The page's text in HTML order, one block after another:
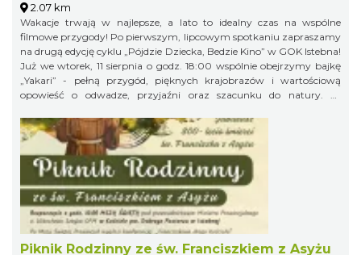
2.07 km
Wakacje trwają w najlepsze, a lato to idealny czas na wspólne
filmowe przygody! Po pierwszym, lipcowym spotkaniu zapraszamy
na drugą edycję cyklu „Pójdzie Dziecka, Bedzie Kino” w GOK Istebna!
Już we wtorek, 11 sierpnia o godz. 18:00 wspólnie obejrzymy bajkę
„Yakari” - pełną przygód, pięknych krajobrazów i wartościową
opowieść o odwadze, przyjaźni oraz szacunku do natury. To
wakacyjny czas w gronie rówieśników podczas wspólnego seansu.
Zapraszamy na bajkę i... popcorn! Na wszystkich uczestników
będzie czekał kinowy poczęstunek. Gminny Ośrodek Kultury w
Istebnej 11 sierpnia (wtorek) godz. 18.00 Wstęp wolny! Obowiązują
zapisy pod numerem telefonu: 791 452 222. Liczba miejsc jest
ograniczona, dlatego zachęcamy do wcześniejszych zapisów.
Piknik Rodzinny ze św. Franciszkiem z Asyżu